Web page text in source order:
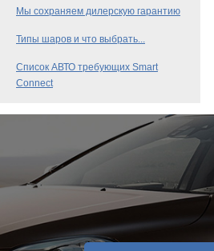
Мы сохраняем дилерскую гарантию
Типы шаров и что выбрать...
Список АВТО требующих Smart
Connect